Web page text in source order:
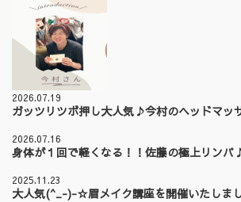
2026.07.19
ガッツリツボ押し大人気♪今村のヘッドマッ
2026.07.16
身体が１回で軽くなる！！佐藤の極上リンパ
2025.11.23
大人気(^_-)-☆眉メイク講座を開催いたしま